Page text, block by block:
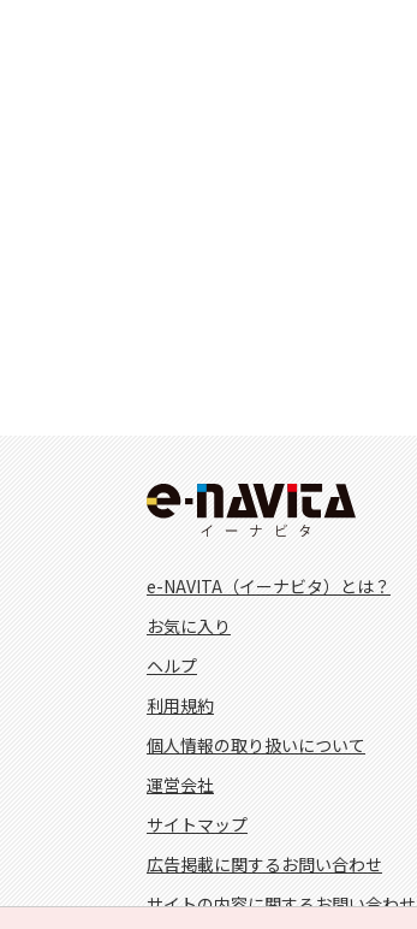
e-NAVITA（イーナビタ）とは？
お気に入り
ヘルプ
利用規約
個人情報の取り扱いについて
運営会社
サイトマップ
広告掲載に関するお問い合わせ
サイトの内容に関するお問い合わせ